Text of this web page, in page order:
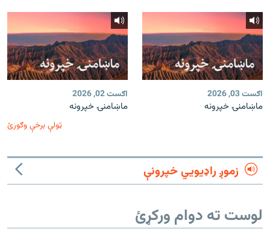
اګست 03, 2026
ماښامنۍ خپرونه
اګست 02, 2026
ماښامنۍ خپرونه
ټولې برخې وګورئ
زموږ راډیويي خپرونې
لوست ته دوام ورکړئ